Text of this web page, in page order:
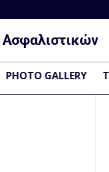
Ασφαλιστικών
PHOTO GALLERY